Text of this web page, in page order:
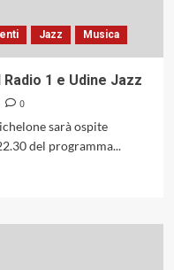
Jazz Musica
1 e Udine Jazz
0
sarà ospite
del programma...